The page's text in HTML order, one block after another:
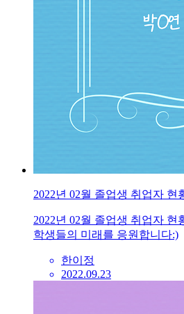
2022년 02월 졸업생 취업자 현
2022년 02월 졸업생 취업자
학생들의 미래를 응원합니다:)
한이정
2022.09.23